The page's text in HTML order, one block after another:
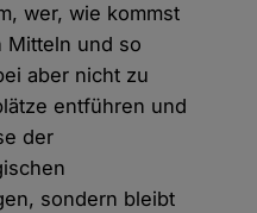
wer, wie kommst
Mitteln und so
aber nicht zu
entführen und
der
sondern bleibt